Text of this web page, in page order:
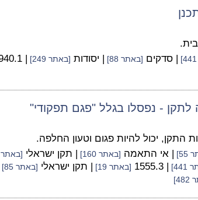
| סדקים [באתר 88] | יסודות [באתר 249] | 940.1
- נפסלו בגלל "פגם תפקודי"
התקן, יכול להיות פגום וטעון החלפה.
| אי התאמה [באתר 160] | תקן ישראלי [באתר 95]
| 1555.3 [באתר 19] | תקן ישראלי [באתר 85]